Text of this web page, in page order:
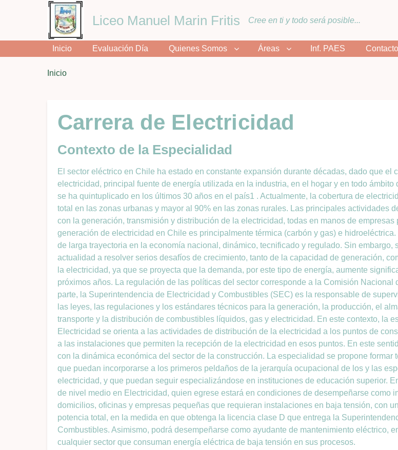
Liceo Manuel Marin Fritis Cree en ti y todo será posible...
Inicio Evaluación Día Quienes Somos Áreas Inf. PAES Contacto
Breadcrumbs
You
Inicio
Carrera de Electricidad
Contexto de la Especialidad
El sector eléctrico en Chile ha estado en constante expansión durante décadas, dado que el
electricidad, principal fuente de energía utilizada en la industria, en el hogar y en todo ámbito
se ha quintuplicado en los últimos 30 años en el país1 . Actualmente, la cobertura de
total en las zonas urbanas y mayor al 90% en las zonas rurales. Las principales actividades
con la generación, transmisión y distribución de la electricidad, todas en manos de empresas
generación de electricidad en Chile es principalmente térmica (carbón y gas) e hidroeléctrica.
de larga trayectoria en la economía nacional, dinámico, tecnificado y regulado. Sin embargo,
actualidad a resolver serios desafíos de crecimiento, tanto de la capacidad de generación,
la electricidad, ya que se proyecta que la demanda, por este tipo de energía, aumente
próximos años. La regulación de las políticas del sector corresponde a la Comisión Nacional
parte, la Superintendencia de Electricidad y Combustibles (SEC) es la responsable de
las leyes, las regulaciones y los estándares técnicos para la generación, la producción, el
transporte y la distribución de combustibles líquidos, gas y electricidad. En este contexto, la
Electricidad se orienta a las actividades de distribución de la electricidad a los puntos de
a las instalaciones que permiten la recepción de la electricidad en esos puntos. En este
con la dinámica económica del sector de la construcción. La especialidad se propone formar
que puedan incorporarse a los primeros peldaños de la jerarquía ocupacional de los y las
electricidad, y que puedan seguir especializándose en instituciones de educación superior.
de nivel medio en Electricidad, quien egrese estará en condiciones de desempeñarse como
domicilios, oficinas y empresas pequeñas que requieran instalaciones en baja tensión, con
potencia total, en la medida en que obtenga la licencia clase D que entrega la
Combustibles. Asimismo, podrá desempeñarse como ayudante de mantenimiento eléctrico,
cualquier sector que consuman energía eléctrica de baja tensión en sus procesos.